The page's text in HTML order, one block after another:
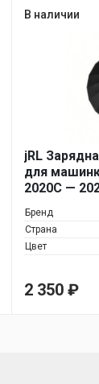
В наличии
jRL
для
2020С —
Бренд
Страна
Цвет
2 350 ₽